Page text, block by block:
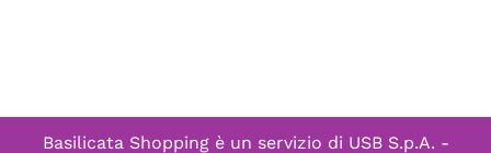
Basilicata Shopping è un servizio di USB S.p.A. -